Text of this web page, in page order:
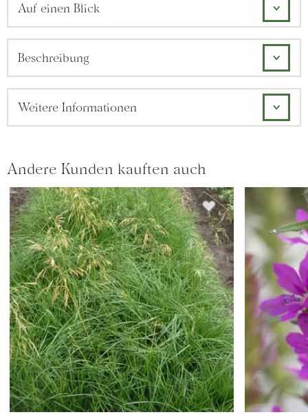
Auf einen Blick
Beschreibung
Weitere Informationen
Andere Kunden kauften auch